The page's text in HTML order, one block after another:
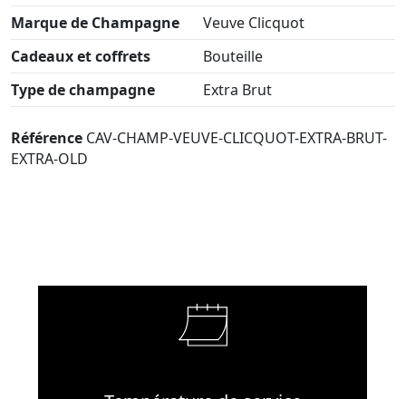
Marque de Champagne
Veuve Clicquot
Cadeaux et coffrets
Bouteille
Type de champagne
Extra Brut
Référence CAV-CHAMP-VEUVE-CLICQUOT-EXTRA-BRUT-
EXTRA-OLD